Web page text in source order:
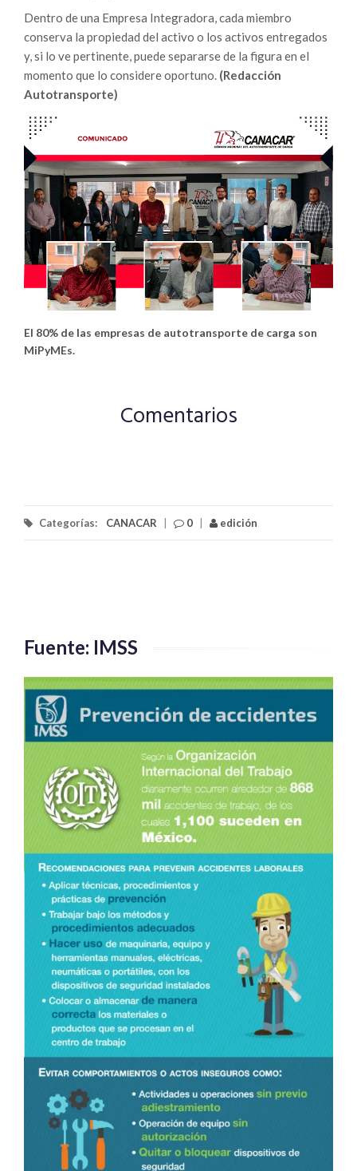
Dentro de una Empresa Integradora, cada miembro
conserva la propiedad del activo o los activos entregados
y, si lo ve pertinente, puede separarse de la figura en el
momento que lo considere oportuno. (Redacción
Autotransporte)
El 80% de las empresas de autotransporte de carga son
MiPyMEs.
Comentarios
Categorías: CANACAR 0 edición
Fuente: IMSS